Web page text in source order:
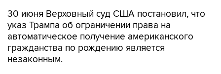
30 июня Верховный суд США постановил, что
указ Трампа об ограничении права на
автоматическое получение американского
гражданства по рождению является
незаконным.